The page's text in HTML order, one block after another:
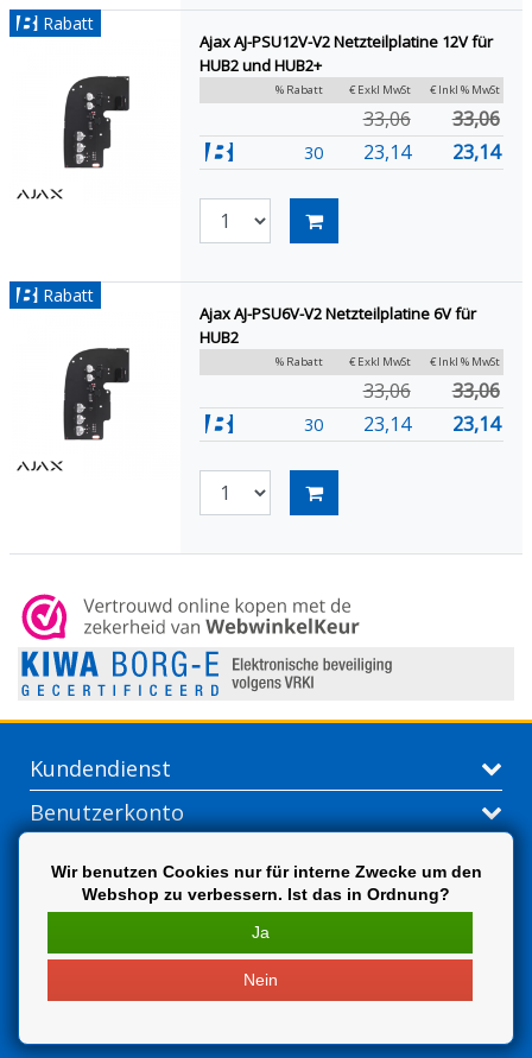
Rabatt
Ajax AJ-PSU12V-V2 Netzteilplatine 12V für
HUB2 und HUB2+
% Rabatt € Exkl MwSt € Inkl % MwSt
33,06 33,06
30 23,14 23,14
Rabatt
Ajax AJ-PSU6V-V2 Netzteilplatine 6V für
HUB2
% Rabatt € Exkl MwSt € Inkl % MwSt
33,06 33,06
30 23,14 23,14
Kundendienst
Benutzerkonto
Extra
Wir benutzen Cookies nur für interne Zwecke um den
Webshop zu verbessern. Ist das in Ordnung?
Ja
Nein